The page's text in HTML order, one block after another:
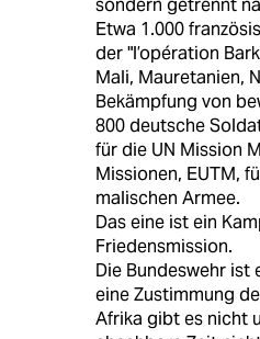
sondern getrennt
Etwa 1.000
der "l’opération
Mali, Mauretanien,
Bekämpfung von
800 deutsche
für die UN Mission
Missionen, EUTM,
malischen Armee.
Das eine ist ein
Friedensmission.
Die Bundeswehr ist
eine Zustimmung
Afrika gibt es nicht